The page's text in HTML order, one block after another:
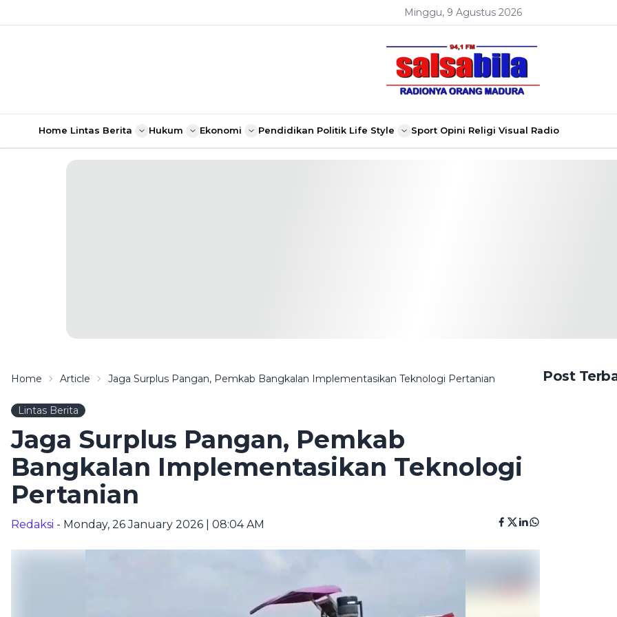
Minggu, 9 Agustus 2026
Home Lintas Berita Hukum Ekonomi Pendidikan Politik Life Style Sport Opini Religi Visual Radio
Home Article Jaga Surplus Pangan, Pemkab Bangkalan Implementasikan Teknologi Pertanian
Lintas Berita
Jaga Surplus Pangan, Pemkab
Bangkalan Implementasikan Teknologi
Pertanian
Redaksi - Monday, 26 January 2026 | 08:04 AM
Post